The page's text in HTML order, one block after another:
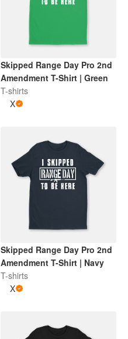
Skipped Range Day Pro 2nd
Amendment T-Shirt | Green
T-shirts
X
Skipped Range Day Pro 2nd
Amendment T-Shirt | Navy
T-shirts
X